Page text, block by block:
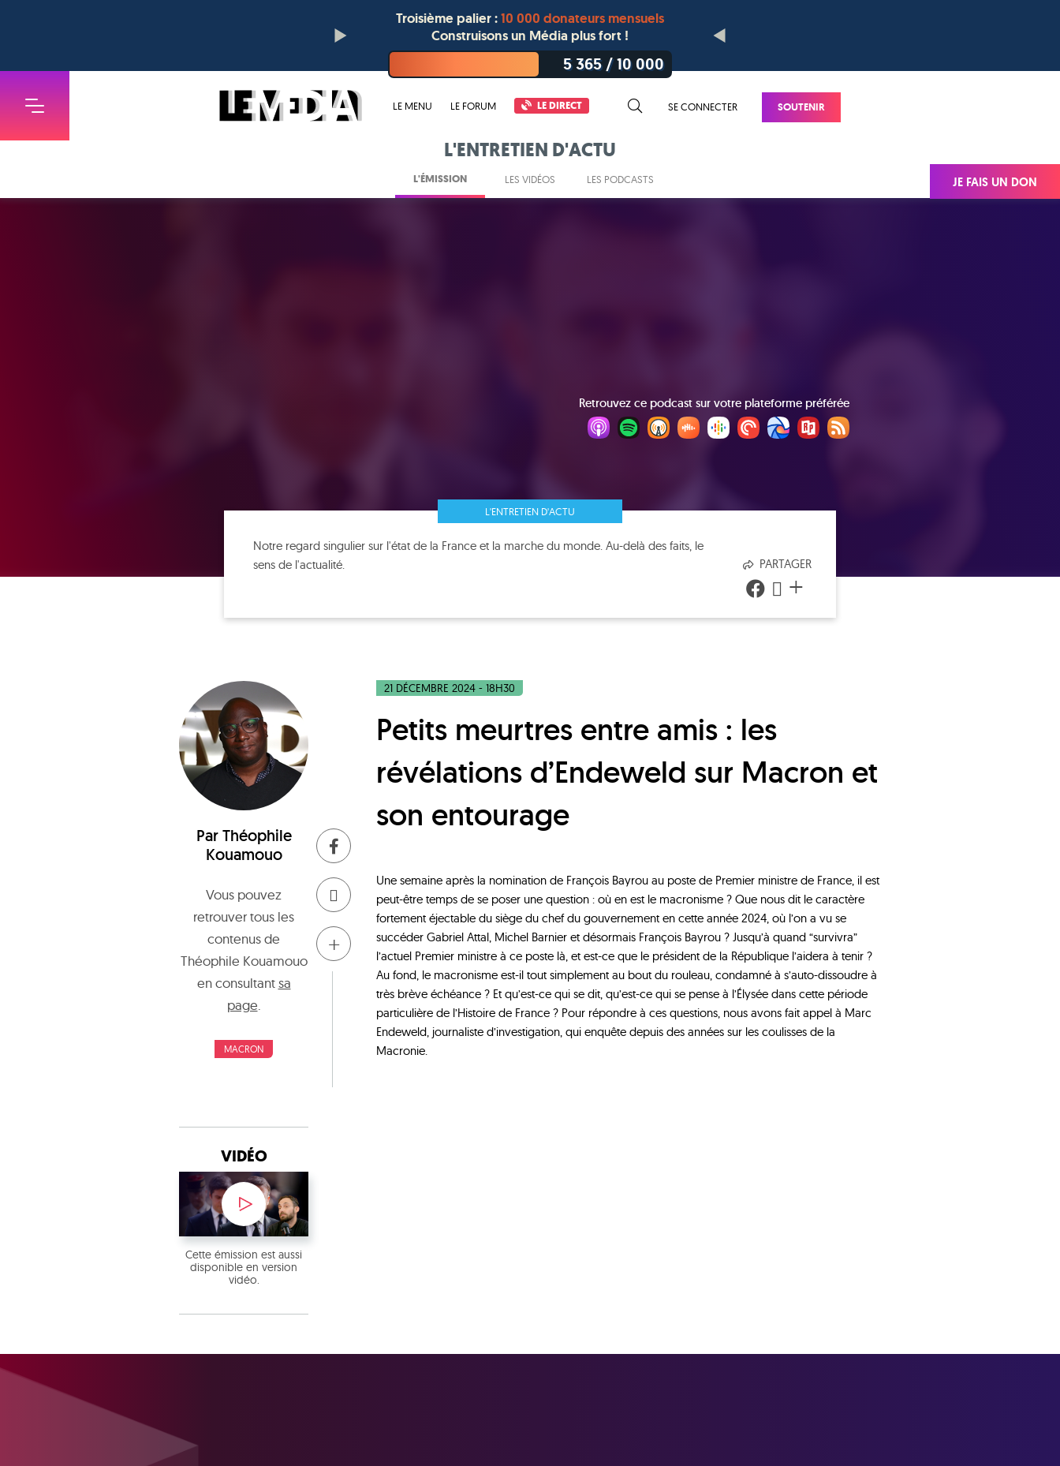
Troisième palier :10 000 donateurs mensuels
Construisons un Média plus fort !
5 365/10 000
LE MENU LE FORUM LE DIRECT SE CONNECTER SOUTENIR
JE FAIS UN DON
L'ENTRETIEN D'ACTU
L'ÉMISSION LES VIDÉOS LES PODCASTS
Retrouvez ce podcast sur votre plateforme préférée
L'ENTRETIEN D'ACTU
Notre regard singulier sur l'état de la France et la marche du monde. Au-delà des faits, le
sens de l'actualité.
PARTAGER
+
ParThéophile
Kouamouo
Vous pouvez
retrouver tous les
contenus de
Théophile Kouamouo
en consultantsa
page
MACRON
+
VIDÉO
Cette émission est aussi
disponible en version
vidéo.
21 DÉCEMBRE 2024 - 18H30
Petits meurtres entre amis : les
révélations d’Endeweld sur Macron et
son entourage
Une semaine après la nomination de François Bayrou au poste de Premier ministre de France, il est
peut-être temps de se poser une question : où en est le macronisme ? Que nous dit le caractère
fortement éjectable du siège du chef du gouvernement en cette année 2024, où l’on a vu se
succéder Gabriel Attal, Michel Barnier et désormais François Bayrou ? Jusqu’à quand “survivra”
l’actuel Premier ministre à ce poste là, et est-ce que le président de la République l’aidera à tenir ?
Au fond, le macronisme est-il tout simplement au bout du rouleau, condamné à s’auto-dissoudre à
très brève échéance ? Et qu’est-ce qui se dit, qu’est-ce qui se pense à l’Élysée dans cette période
particulière de l’Histoire de France ? Pour répondre à ces questions, nous avons fait appel à Marc
Endeweld, journaliste d’investigation, qui enquête depuis des années sur les coulisses de la
Macronie.